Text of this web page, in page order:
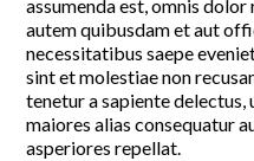
assumenda est, omnis
autem quibusdam et aut
necessitatibus saepe
sint et molestiae non
tenetur a sapiente
maiores alias consequatur
asperiores repellat.